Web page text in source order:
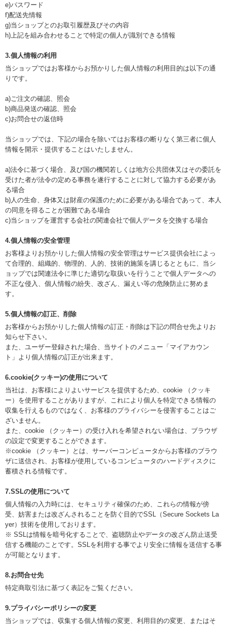
e)パスワード
f)配送先情報
g)当ショップとのお取引履歴及びその内容
h)上記を組み合わせることで特定の個人が識別できる情報
3.個人情報の利用
当ショップではお客様からお預かりした個人情報の利用目的は以下の通
りです。
a)ご注文の確認、照会
b)商品発送の確認、照会
c)お問合せの返信時
当ショップでは、下記の場合を除いてはお客様の断りなく第三者に個人
情報を開示・提供することはいたしません。
a)法令に基づく場合、及び国の機関若しくは地方公共団体又はその委託を
受けた者が法令の定める事務を遂行することに対して協力する必要があ
る場合
b)人の生命、身体又は財産の保護のために必要がある場合であって、本人
の同意を得ることが困難である場合
c)当ショップを運営する会社の関連会社で個人データを交換する場合
4.個人情報の安全管理
お客様よりお預かりした個人情報の安全管理はサービス提供会社によっ
て合理的、組織的、物理的、人的、技術的施策を講じるとともに、当シ
ョップでは関連法令に準じた適切な取扱いを行うことで個人データへの
不正な侵入、個人情報の紛失、改ざん、漏えい等の危険防止に努めま
す。
5.個人情報の訂正、削除
お客様からお預かりした個人情報の訂正・削除は下記の問合せ先よりお
知らせ下さい。
また、ユーザー登録された場合、当サイトのメニュー「マイアカウン
ト」より個人情報の訂正が出来ます。
6.cookie(クッキー)の使用について
当社は、お客様によりよいサービスを提供するため、cookie （クッキ
ー）を使用することがありますが、これにより個人を特定できる情報の
収集を行えるものではなく、お客様のプライバシーを侵害することはご
ざいません。
また、cookie （クッキー）の受け入れを希望されない場合は、ブラウザ
の設定で変更することができます。
※cookie （クッキー）とは、サーバーコンピュータからお客様のブラウ
ザに送信され、お客様が使用しているコンピュータのハードディスクに
蓄積される情報です。
7.SSLの使用について
個人情報の入力時には、セキュリティ確保のため、これらの情報が傍
受、妨害または改ざんされることを防ぐ目的でSSL（Secure Sockets La
yer）技術を使用しております。
※ SSLは情報を暗号化することで、盗聴防止やデータの改ざん防止送受
信する機能のことです。SSLを利用する事でより安全に情報を送信する事
が可能となります。
8.お問合せ先
特定商取引法に基づく表記をご覧ください。
9.プライバシーポリシーの変更
当ショップでは、収集する個人情報の変更、利用目的の変更、またはそ